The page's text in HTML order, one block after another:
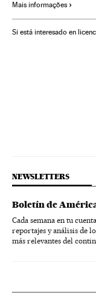
Mais informações
Si está interesado en
NEWSLETTERS
Boletín de
Cada semana en tu
reportajes y análisis de
más relevantes del